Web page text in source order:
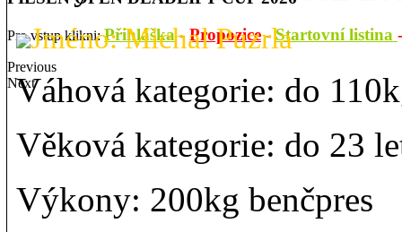
Pro vstup klikni:Přihláška-Propozice-Startovní listina
Previous
Next
Jméno: Michal Puzrla
Váhová kategorie: do
Věková kategorie: do 23
Výkony: 200kg benčpres